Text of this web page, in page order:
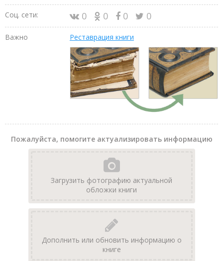
Соц. сети: 0 0 0 0
Важно Реставрация книги
Пожалуйста, помогите актуализировать информацию
Загрузить фотографию актуальной
обложки книги
Дополнить или обновить информацию о
книге